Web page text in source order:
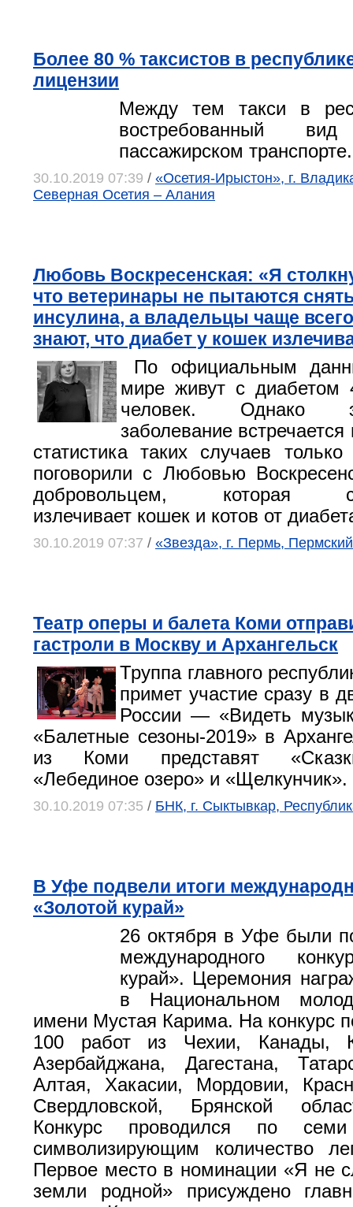
Более 80 % таксистов в
лицензии
Между тем такси в
востребованный
пассажирском транспорте.
30.10.2019 07:39 / «Осетия-Ирыстон», г.
Северная Осетия – Алания
Любовь Воскресенская: «Я
что ветеринары не пытаются
инсулина, а владельцы чаще
знают, что диабет у кошек
По официальным
мире живут с диабетом
человек. Однако
заболевание
статистика таких случаев
поговорили с Любовью
добровольцем, которая
излечивает кошек и котов от
30.10.2019 07:37 / «Звезда», г. Пермь,
Театр оперы и балета Коми
гастроли в Москву и Архангельск
Труппа главного
примет участие сразу в
России — «Видеть
«Балетные сезоны-2019» в
из Коми представят
«Лебединое озеро» и «Щелкунчик».
30.10.2019 07:35 / БНК, г. Сыктывкар,
В Уфе подвели итоги
«Золотой курай»
26 октября в Уфе были
международного
курай». Церемония
в Национальном
имени Мустая Карима. На конкурс
100 работ из Чехии, Канады,
Азербайджана, Дагестана,
Алтая, Хакасии, Мордовии,
Свердловской, Брянской
Конкурс проводился по
символизирующим количество
Первое место в номинации «Я не
земли родной» присуждено